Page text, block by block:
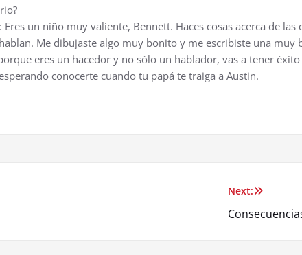
un niño muy valiente, Bennett. Haces cosas acerca de las
Me dibujaste algo muy bonito y me escribiste una muy
eres un hacedor y no sólo un hablador, vas a tener éxito
conocerte cuando tu papá te traiga a Austin.
Next: